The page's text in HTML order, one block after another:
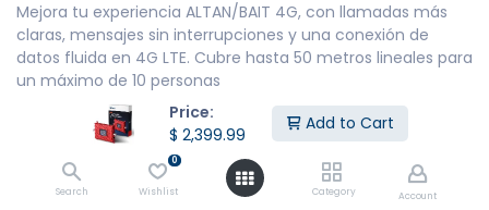
Price:
$ 2,399.99
Add to Cart
Search
0
Wishlist Category Account
Mejora tu experiencia ALTAN/BAIT 4G, con llamadas más
claras, mensajes sin interrupciones y una conexión de
datos fluida en 4G LTE. Cubre hasta 50 metros lineales para
un máximo de 10 personas
CARACTERÍSTICAS PRINCIPALES
Cobertura de red: 4G LTE
Potencia: 600 mW - 72DBi
Distancia máxima de cobertura: 50 m
Frecuencia mínima - Frecuencia máxima: 698 MHz -